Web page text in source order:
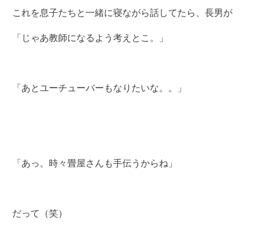
これを息子たちと一緒に寝ながら話してたら、長男が
「じゃあ教師になるよう考えとこ。」
「あとユーチューバーもなりたいな。。」
「あっ。時々畳屋さんも手伝うからね」
だって（笑）